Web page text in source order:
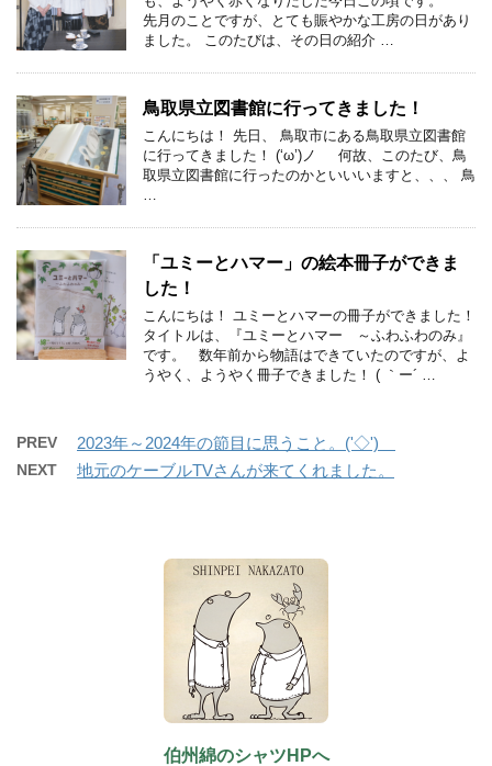
先月のことですが、とても賑やかな工房の日があり
ました。 このたびは、その日の紹介 …
鳥取県立図書館に行ってきました！
こんにちは！ 先日、 鳥取市にある鳥取県立図書館
に行ってきました！ (‘ω’)ノ 何故、このたび、鳥
取県立図書館に行ったのかといいいますと、、、 鳥
「ユミーとハマー」の絵本冊子ができま
した！
こんにちは！ ユミーとハマーの冊子ができました！
タイトルは、『ユミーとハマー ～ふわふわのみ』
です。 数年前から物語はできていたのですが、よ
うやく、ようやく冊子できました！ ( ｀ー´ …
PREV 2023年～2024年の節目に思うこと。('◇')ゞ
NEXT 地元のケーブルTVさんが来てくれました。
伯州綿のシャツHPへ